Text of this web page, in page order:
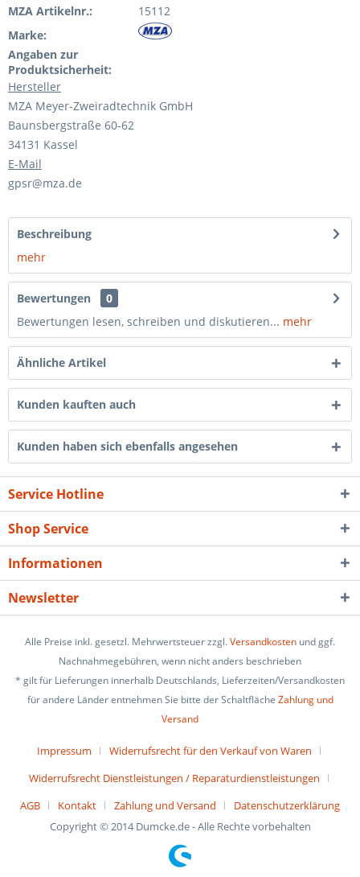
MZA Artikelnr.:
15112
Marke:
Angaben zur
Produktsicherheit:
Hersteller
MZA Meyer-Zweiradtechnik GmbH
Baunsbergstraße 60-62
34131 Kassel
E-Mail
gpsr@mza.de
Beschreibung
mehr
Bewertungen
0
Bewertungen lesen, schreiben und diskutieren... mehr
Ähnliche Artikel
Kunden kauften auch
Kunden haben sich ebenfalls angesehen
Service Hotline
Shop Service
Informationen
Newsletter
Alle Preise inkl. gesetzl. Mehrwertsteuer zzgl.Versandkosten und ggf.
Nachnahmegebühren, wenn nicht anders beschrieben
* gilt für Lieferungen innerhalb Deutschlands, Lieferzeiten/Versandkosten
für andere Länder entnehmen Sie bitte der Schaltfläche Zahlung und
Versand
Impressum
Widerrufsrecht für den Verkauf von Waren
Widerrufsrecht Dienstleistungen / Reparaturdienstleistungen
AGB
Kontakt Zahlung und Versand
Datenschutzerklärung
Copyright © 2014 Dumcke.de - Alle Rechte vorbehalten